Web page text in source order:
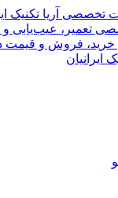
آریا تکنیک
عیب‌یابی و
ایرانیان